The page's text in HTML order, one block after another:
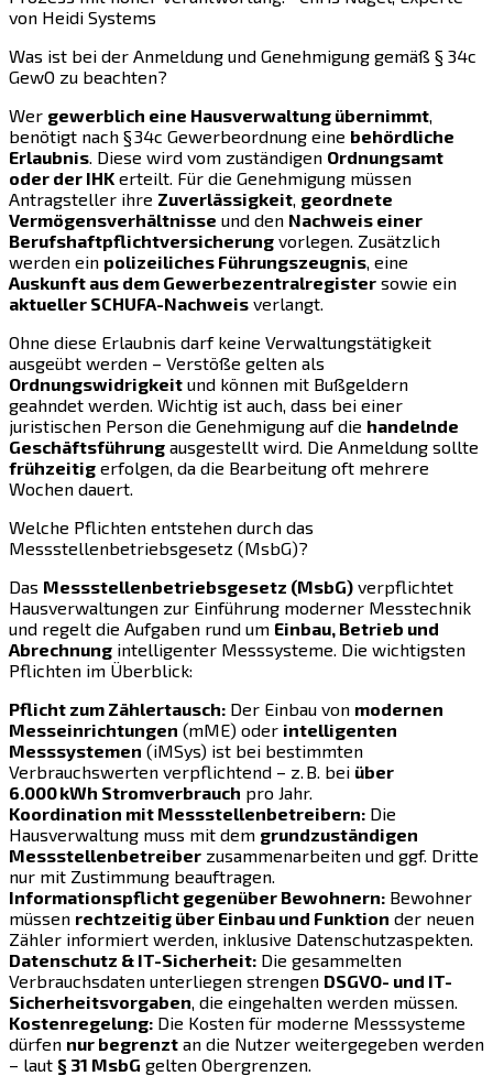
von Heidi Systems
Was ist bei der Anmeldung und Genehmigung gemäß § 34c
GewO zu beachten?
Wer gewerblich eine Hausverwaltung übernimmt,
benötigt nach § 34c Gewerbeordnung eine behördliche
Erlaubnis. Diese wird vom zuständigen Ordnungsamt
oder der IHK erteilt. Für die Genehmigung müssen
Antragsteller ihre Zuverlässigkeit, geordnete
Vermögensverhältnisse und den Nachweis einer
Berufshaftpflichtversicherung vorlegen. Zusätzlich
werden ein polizeiliches Führungszeugnis, eine
Auskunft aus dem Gewerbezentralregister sowie ein
aktueller SCHUFA-Nachweis verlangt.
Ohne diese Erlaubnis darf keine Verwaltungstätigkeit
ausgeübt werden – Verstöße gelten als
Ordnungswidrigkeit und können mit Bußgeldern
geahndet werden. Wichtig ist auch, dass bei einer
juristischen Person die Genehmigung auf die handelnde
Geschäftsführung ausgestellt wird. Die Anmeldung sollte
frühzeitig erfolgen, da die Bearbeitung oft mehrere
Wochen dauert.
Welche Pflichten entstehen durch das
Messstellenbetriebsgesetz (MsbG)?
Das Messstellenbetriebsgesetz (MsbG) verpflichtet
Hausverwaltungen zur Einführung moderner Messtechnik
und regelt die Aufgaben rund um Einbau, Betrieb und
Abrechnung intelligenter Messsysteme. Die wichtigsten
Pflichten im Überblick:
Pflicht zum Zählertausch: Der Einbau von modernen
Messeinrichtungen (mME) oder intelligenten
Messsystemen (iMSys) ist bei bestimmten
Verbrauchswerten verpflichtend – z. B. bei über
6.000 kWh Stromverbrauch pro Jahr.
Koordination mit Messstellenbetreibern: Die
Hausverwaltung muss mit dem grundzuständigen
Messstellenbetreiber zusammenarbeiten und ggf. Dritte
nur mit Zustimmung beauftragen.
Informationspflicht gegenüber Bewohnern: Bewohner
müssen rechtzeitig über Einbau und Funktion der neuen
Zähler informiert werden, inklusive Datenschutzaspekten.
Datenschutz & IT-Sicherheit: Die gesammelten
Verbrauchsdaten unterliegen strengen DSGVO- und IT-
Sicherheitsvorgaben, die eingehalten werden müssen.
Kostenregelung: Die Kosten für moderne Messsysteme
dürfen nur begrenzt an die Nutzer weitergegeben werden
– laut § 31 MsbG gelten Obergrenzen.